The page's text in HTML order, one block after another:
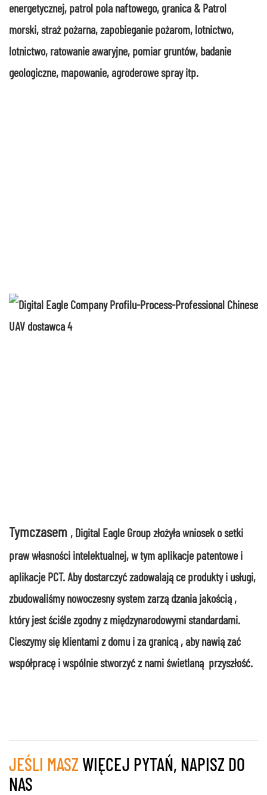
energetycznej, patrol pola naftowego, granica & Patrol
morski, straż pożarna, zapobieganie pożarom, lotnictwo,
lotnictwo, ratowanie awaryjne, pomiar gruntów, badanie
geologiczne, mapowanie, agroderowe spray itp.
Tymczasem , Digital Eagle Group złożyła wniosek o setki
praw własności intelektualnej, w tym aplikacje patentowe i
aplikacje PCT. Aby dostarczyć zadowalające produkty i usługi,
zbudowaliśmy nowoczesny system zarządzania jakością,
który jest ściśle zgodny z międzynarodowymi standardami.
Cieszymy się klientami z domu i za granicą, aby nawiązać
współpracę i wspólnie stworzyć z nami świetlaną przyszłość.
JEŚLI MASZWIĘCEJ PYTAŃ, NAPISZ DO
NAS